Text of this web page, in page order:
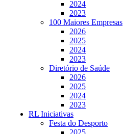
2024
2023
100 Maiores Empresas
2026
2025
2024
2023
Diretório de Saúde
2026
2025
2024
2023
RL Iniciativas
Festa do Desporto
2025